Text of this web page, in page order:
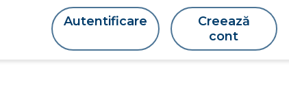
Autentificare
Creează
cont